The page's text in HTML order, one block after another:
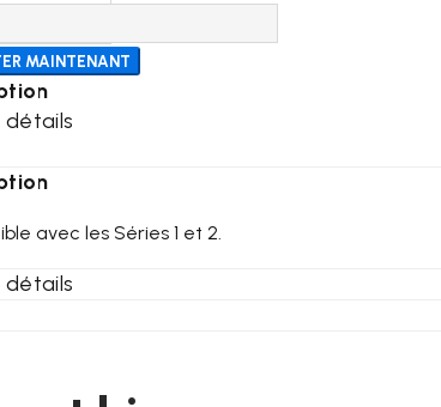
MAINTENANT
détails
avec les Séries 1 et 2.
détails